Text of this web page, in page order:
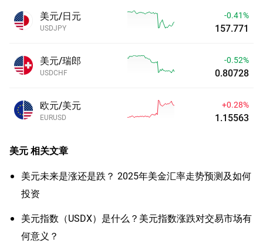
美元/日元
USDJPY
-0.41%
157.771
美元/瑞郎
USDCHF
-0.52%
0.80728
欧元/美元
EURUSD
+0.28%
1.15563
美元相关文章
美元未来是涨还是跌？ 2025年美金汇率走势预测及如何
投资
美元指数（USDX）是什么？美元指数涨跌对交易市场有
何意义？